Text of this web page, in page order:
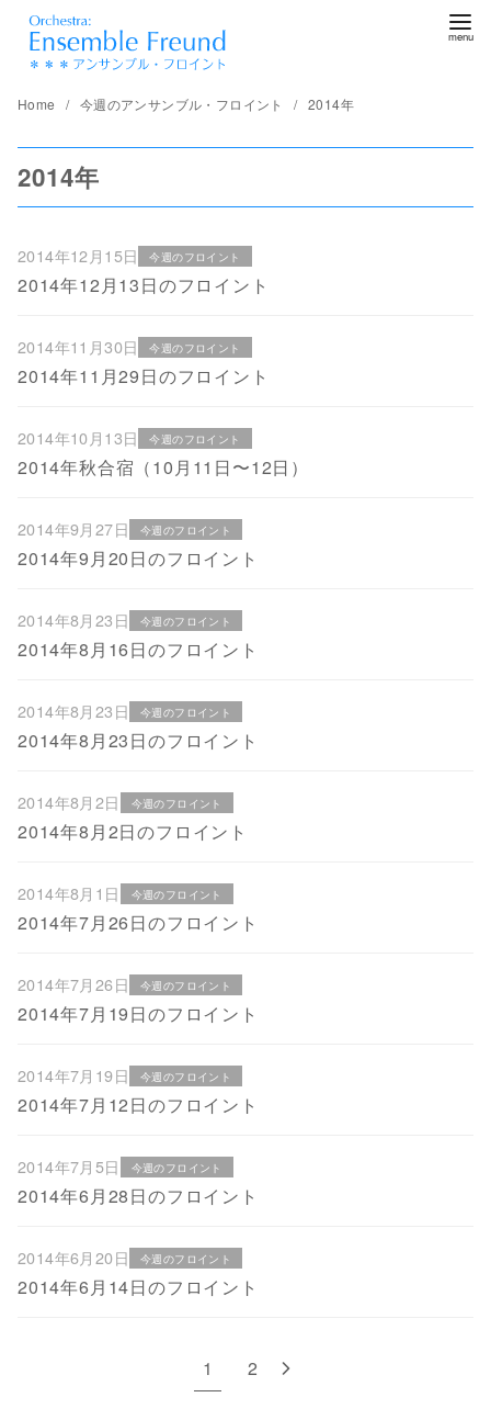
Home 今週のアンサンブル・フロイント 2014年
2014年
2014年12月15日 今週のフロイント
2014年12月13日のフロイント
2014年11月30日 今週のフロイント
2014年11月29​日のフロイント
2014年10月13日 今週のフロイント
2014年秋合宿（10月11日〜12日）
2014年9月27日 今週のフロイント
2014年9月20日のフロイント
2014年8月23日 今週のフロイント
2014年8月16日のフロイント
2014年8月23日 今週のフロイント
2014年8月23日のフロイント
2014年8月2日 今週のフロイント
2014年8月2日​のフロイント
2014年8月1日 今週のフロイント
2014年7月26日​のフロイント
2014年7月26日 今週のフロイント
2014年7月19日のフロイント
2014年7月19日 今週のフロイント
2014年7月12日のフロイント
2014年7月5日 今週のフロイント
2014年6月28日のフロイント
2014年6月20日 今週のフロイント
2014年6月14​日のフロイント
1 2